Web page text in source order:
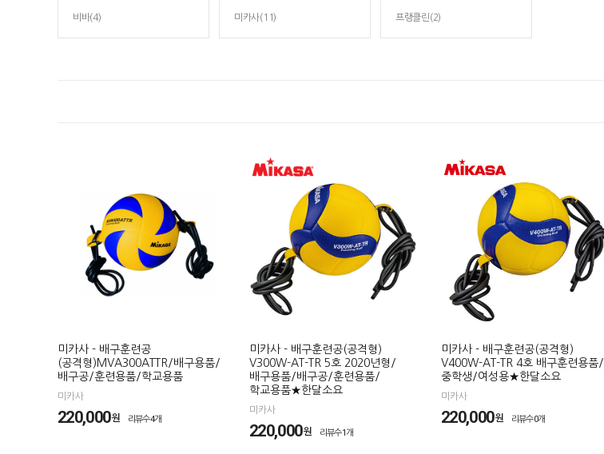
비바(4) 미카사(11) 프랭클린(2)
미카사 - 배구훈련공
(공격형)MVA300ATTR/배구용품/
배구공/훈련용품/학교용품
미카사
220,000원 리뷰수4개
미카사 - 배구훈련공(공격형)
V300W-AT-TR 5호 2020년형/
배구용품/배구공/훈련용품/
학교용품★한달소요
미카사
220,000원 리뷰수1개
미카사 - 배구훈련공(공격형)
V400W-AT-TR 4호 배구훈련용품/
중학생/여성용★한달소요
미카사
220,000원 리뷰수0개